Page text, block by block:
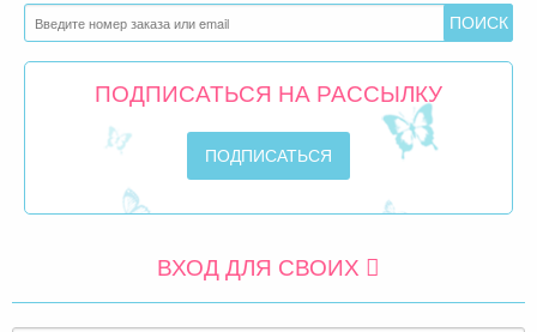
ПОДПИСАТЬСЯ НА РАССЫЛКУ
ВХОД ДЛЯ СВОИХ